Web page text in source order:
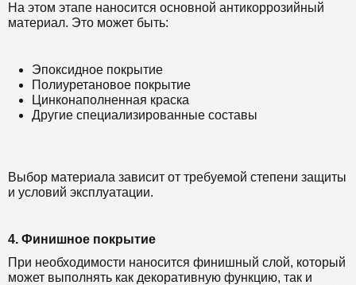
На этом этапе наносится основной антикоррозийный
материал. Это может быть:
Эпоксидное покрытие
Полиуретановое покрытие
Цинконаполненная краска
Другие специализированные составы
Выбор материала зависит от требуемой степени защиты
и условий эксплуатации.
4. Финишное покрытие
При необходимости наносится финишный слой, который
может выполнять как декоративную функцию, так и